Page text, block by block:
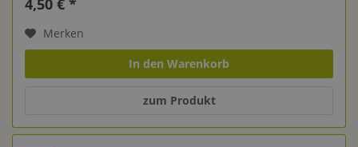
Merken
In den Warenkorb
zum Produkt